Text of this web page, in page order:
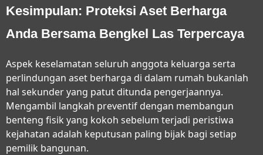
Kesimpulan: Proteksi Aset Berharga
Anda Bersama Bengkel Las Terpercaya
Aspek keselamatan seluruh anggota keluarga serta
perlindungan aset berharga di dalam rumah bukanlah
hal sekunder yang patut ditunda pengerjaannya.
Mengambil langkah preventif dengan membangun
benteng fisik yang kokoh sebelum terjadi peristiwa
kejahatan adalah keputusan paling bijak bagi setiap
pemilik bangunan.